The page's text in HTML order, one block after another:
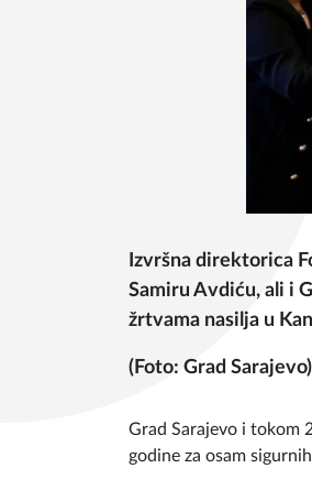
Izvršna direktorica
Samiru Avdiću, ali i
žrtvama nasilja u
(Foto: Grad Sarajevo)
Grad Sarajevo i tokom
godine za osam